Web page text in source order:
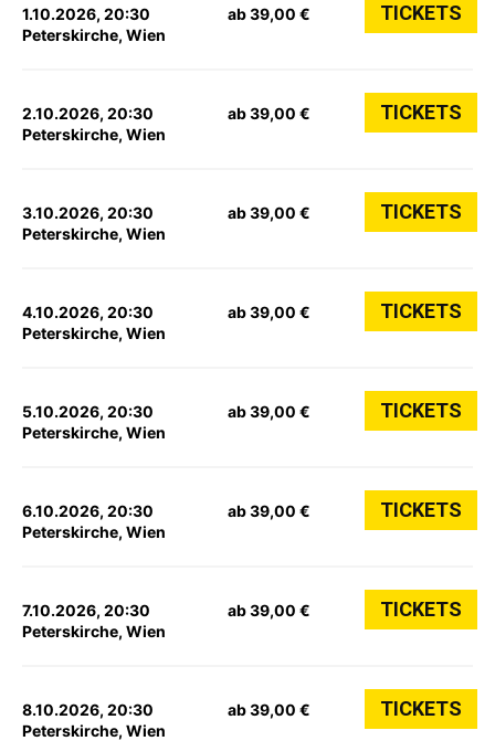
1.10.2026, 20:30
Peterskirche, Wien
ab 39,00 € TICKETS
2.10.2026, 20:30
Peterskirche, Wien
ab 39,00 € TICKETS
3.10.2026, 20:30
Peterskirche, Wien
ab 39,00 € TICKETS
4.10.2026, 20:30
Peterskirche, Wien
ab 39,00 € TICKETS
5.10.2026, 20:30
Peterskirche, Wien
ab 39,00 € TICKETS
6.10.2026, 20:30
Peterskirche, Wien
ab 39,00 € TICKETS
7.10.2026, 20:30
Peterskirche, Wien
ab 39,00 € TICKETS
8.10.2026, 20:30
Peterskirche, Wien
ab 39,00 € TICKETS